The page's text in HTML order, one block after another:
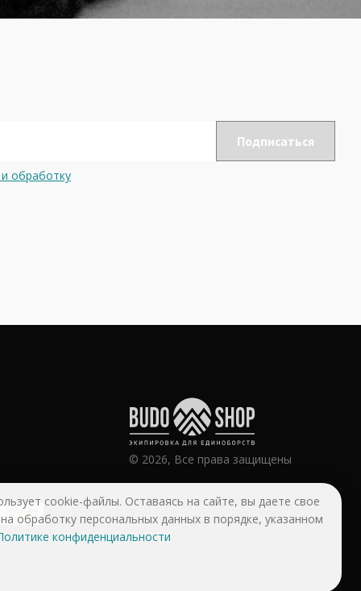
обработку
© 2026, Все права защищены
cookie-файлы. Оставаясь на сайте, вы даете свое
обработку персональных данных в порядке, указанном
конфиденциальности